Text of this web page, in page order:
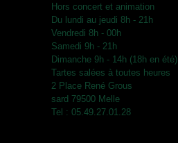
Hors concert et animation
Du lundi au jeudi 8h - 21h
Vendredi 8h - 00h
Samedi 9h - 21h
Dimanche 9h - 14h (18h en été)
Tartes salées à toutes heures
2 Place René Grous
sard 79500 Melle
Tel : 05.49.27.01.28